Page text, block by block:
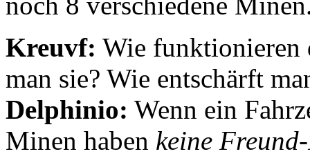
Kreuvf: Wie funktionieren
man sie? Wie entschärft
Delphinio: Wenn ein
Minen haben keine